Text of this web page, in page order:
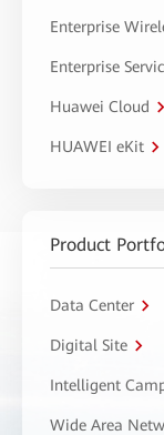
Enterprise
Enterprise
Huawei Cloud
HUAWEI eKit
Product
Data Center
Digital Site
Intelligent
Wide Area